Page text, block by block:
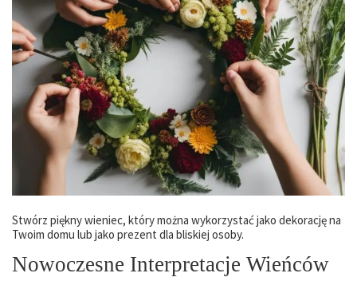
Stwórz piękny wieniec, który można wykorzystać jako dekorację na
Twoim domu lub jako prezent dla bliskiej osoby.
Nowoczesne Interpretacje Wieńców